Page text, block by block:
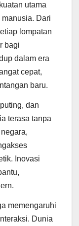
utama
Dari
lompatan
bagi
dalam era
cepat,
baru.
dan
terasa tanpa
Inovasi
memengaruhi
Dunia